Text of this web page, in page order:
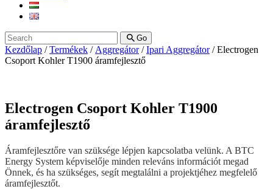
Go
Kezdőlap /Termékek / Aggregátor/Ipari Aggregátor/ Electrogen
Csoport Kohler T1900 áramfejlesztő
Electrogen Csoport Kohler T1900
áramfejlesztő
Áramfejlesztőre van szüksége lépjen kapcsolatba velünk. A BTC
Energy System képviselője minden releváns információt megad
Önnek, és ha szükséges, segít megtalálni a projektjéhez megfelelő
áramfejlesztőt.